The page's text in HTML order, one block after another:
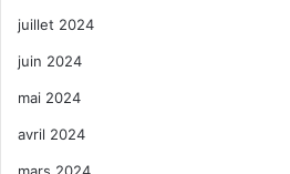
juillet 2024
juin 2024
mai 2024
avril 2024